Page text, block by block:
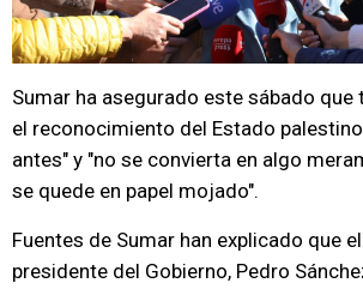
Sumar ha asegurado este sábado que
el reconocimiento del Estado
antes" y "no se convierta en algo
se quede en papel mojado".
Fuentes de Sumar han explicado que
presidente del Gobierno, Pedro